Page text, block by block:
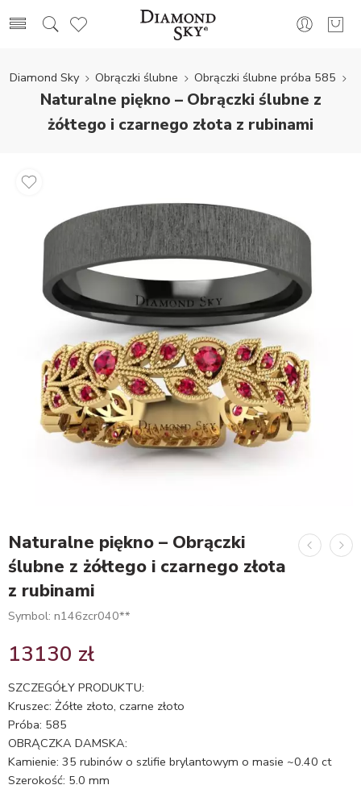
Diamond Sky Obrączki ślubne Obrączki ślubne próba 585
Naturalne piękno – Obrączki ślubne z
żółtego i czarnego złota z rubinami
Naturalne piękno – Obrączki
ślubne z żółtego i czarnego złota
z rubinami
Symbol: n146zcr040**
13130 zł
SZCZEGÓŁY PRODUKTU:
Kruszec: Żółte złoto, czarne złoto
Próba: 585
OBRĄCZKA DAMSKA:
Kamienie: 35 rubinów o szlifie brylantowym o masie ~0.40 ct
Szerokość: 5.0 mm